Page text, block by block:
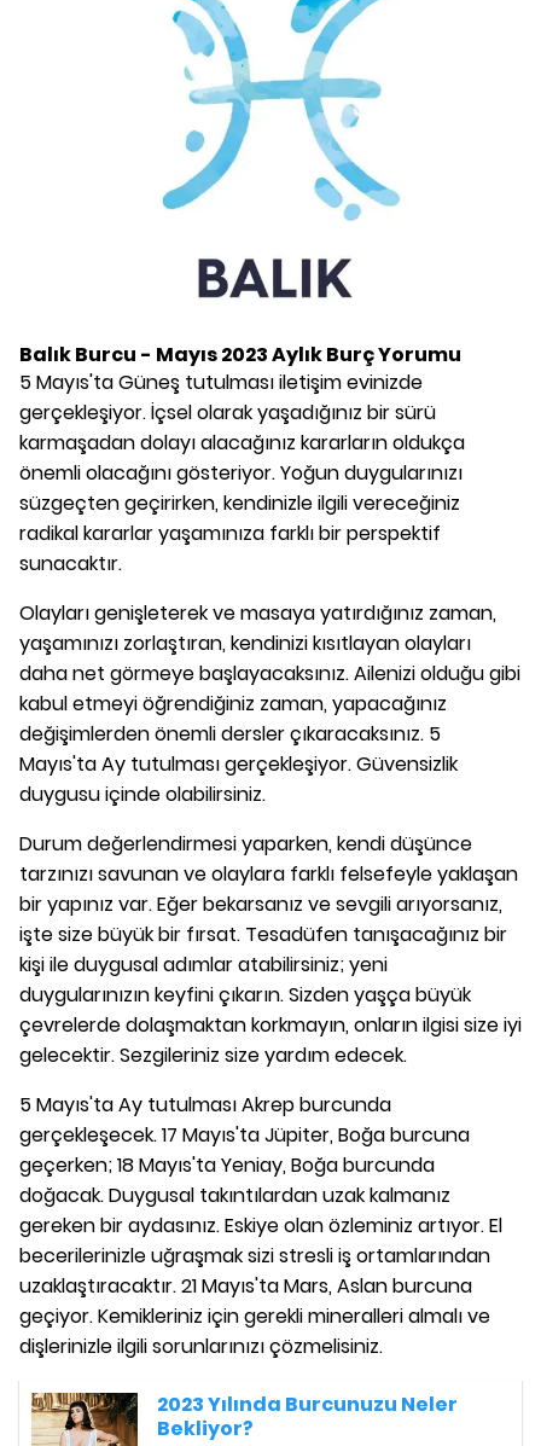
Balık Burcu - Mayıs 2023 Aylık Burç Yorumu
5 Mayıs'ta Güneş tutulması iletişim evinizde
gerçekleşiyor. İçsel olarak yaşadığınız bir sürü
karmaşadan dolayı alacağınız kararların oldukça
önemli olacağını gösteriyor. Yoğun duygularınızı
süzgeçten geçirirken, kendinizle ilgili vereceğiniz
radikal kararlar yaşamınıza farklı bir perspektif
sunacaktır.
Olayları genişleterek ve masaya yatırdığınız zaman,
yaşamınızı zorlaştıran, kendinizi kısıtlayan olayları
daha net görmeye başlayacaksınız. Ailenizi olduğu gibi
kabul etmeyi öğrendiğiniz zaman, yapacağınız
değişimlerden önemli dersler çıkaracaksınız. 5
Mayıs'ta Ay tutulması gerçekleşiyor. Güvensizlik
duygusu içinde olabilirsiniz.
Durum değerlendirmesi yaparken, kendi düşünce
tarzınızı savunan ve olaylara farklı felsefeyle yaklaşan
bir yapınız var. Eğer bekarsanız ve sevgili arıyorsanız,
işte size büyük bir fırsat. Tesadüfen tanışacağınız bir
kişi ile duygusal adımlar atabilirsiniz; yeni
duygularınızın keyfini çıkarın. Sizden yaşça büyük
çevrelerde dolaşmaktan korkmayın, onların ilgisi size iyi
gelecektir. Sezgileriniz size yardım edecek.
5 Mayıs'ta Ay tutulması Akrep burcunda
gerçekleşecek. 17 Mayıs'ta Jüpiter, Boğa burcuna
geçerken; 18 Mayıs'ta Yeniay, Boğa burcunda
doğacak. Duygusal takıntılardan uzak kalmanız
gereken bir aydasınız. Eskiye olan özleminiz artıyor. El
becerilerinizle uğraşmak sizi stresli iş ortamlarından
uzaklaştıracaktır. 21 Mayıs'ta Mars, Aslan burcuna
geçiyor. Kemikleriniz için gerekli mineralleri almalı ve
dişlerinizle ilgili sorunlarınızı çözmelisiniz.
2023 Yılında Burcunuzu Neler
Bekliyor?